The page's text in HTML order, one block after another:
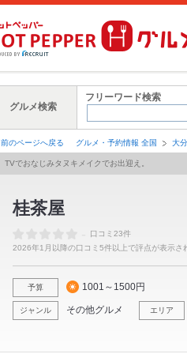
グルメ検索
フリーワード検索
前のページへ戻る グルメ・予約情報 全国 大分
TVでおなじみタヌキメイクでお出迎え。
桂茶屋
口コミ23件
2026年1月以降の口コミ5件以上で評点が表示さ
予算 1001～1500円
ジャンル その他グルメ エリア